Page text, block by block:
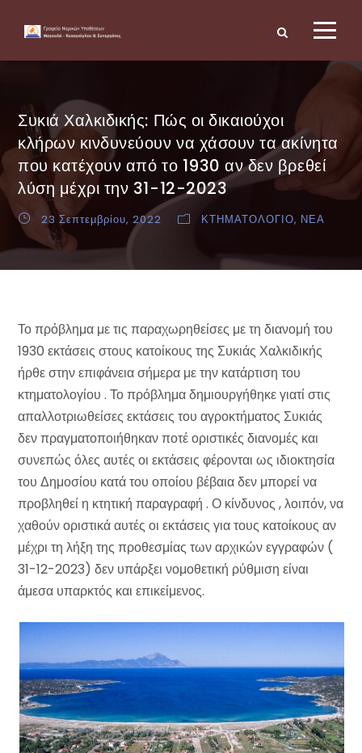
Συκιά Χαλκιδικής: Πώς οι δικαιούχοι
κλήρων κινδυνεύουν να χάσουν τα ακίνητα
που κατέχουν από το 1930 αν δεν βρεθεί
λύση μέχρι την 31-12-2023
23 Σεπτεμβρίου, 2022 ΚΤΗΜΑΤΟΛΟΓΙΟ, ΝΕΑ
Το πρόβλημα με τις παραχωρηθείσες με τη διανομή του
1930 εκτάσεις στους κατοίκους της Συκιάς Χαλκιδικής
ήρθε στην επιφάνεια σήμερα με την κατάρτιση του
κτηματολογίου . Το πρόβλημα δημιουργήθηκε γιατί στις
απαλλοτριωθείσες εκτάσεις του αγροκτήματος Συκιάς
δεν πραγματοποιήθηκαν ποτέ οριστικές διανομές και
συνεπώς όλες αυτές οι εκτάσεις φέρονται ως ιδιοκτησία
του Δημοσίου κατά του οποίου βέβαια δεν μπορεί να
προβληθεί η κτητική παραγραφή . Ο κίνδυνος , λοιπόν, να
χαθούν οριστικά αυτές οι εκτάσεις για τους κατοίκους αν
μέχρι τη λήξη της προθεσμίας των αρχικών εγγραφών (
31-12-2023) δεν υπάρξει νομοθετική ρύθμιση είναι
άμεσα υπαρκτός και επικείμενος.